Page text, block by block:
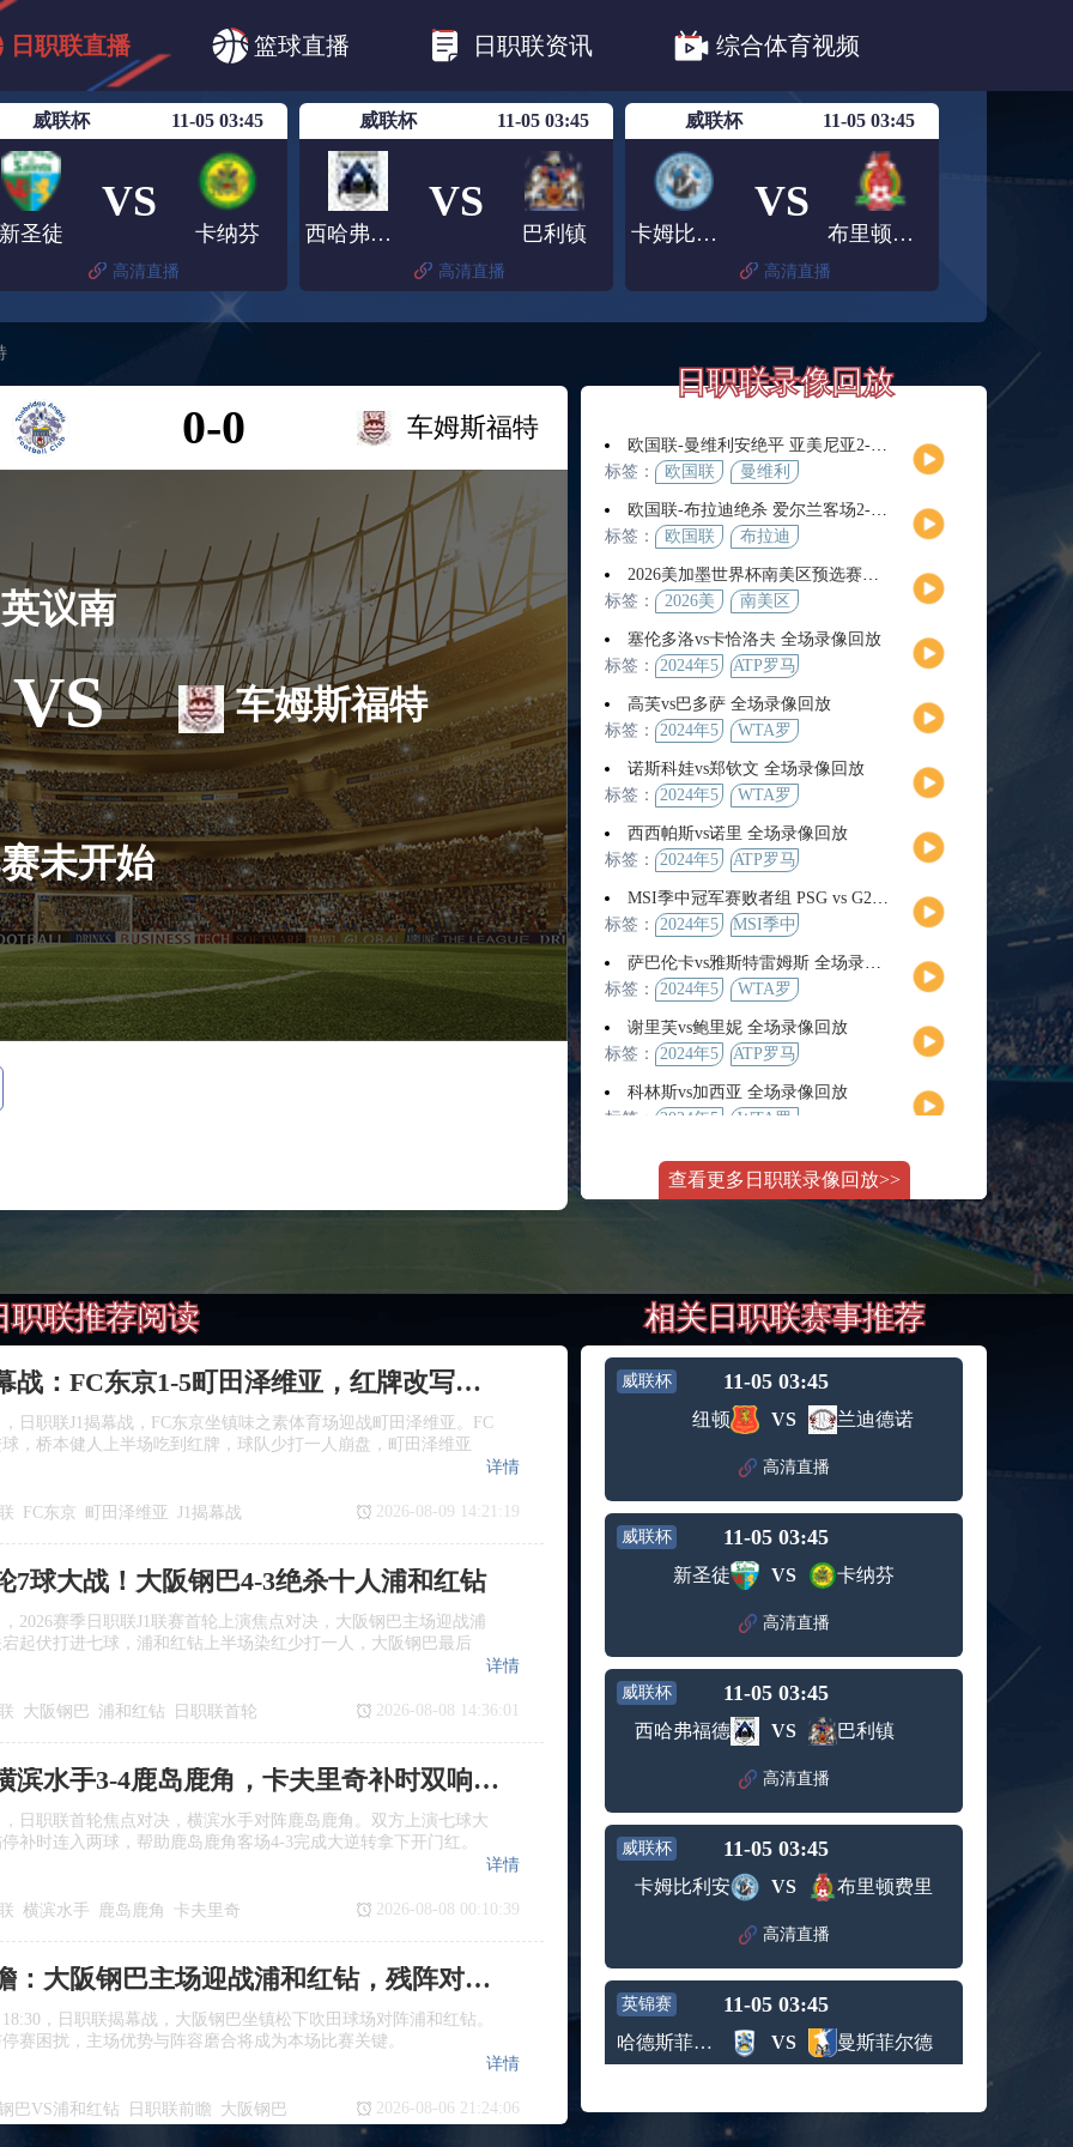
日职联直播 篮球直播 日职联资讯 综合体育视频
日职联 日职联FC东京
日职联广岛三箭
威联杯 11-05 03:45
新圣徒
VS
卡纳芬
高清直播
威联杯 11-05 03:45
西哈弗福德
VS
巴利镇
高清直播
威联杯 11-05 03:45
卡姆比利安
VS
布里顿费里
高清直播
0-0 车姆斯福特
英议南
VS
未开始
车姆斯福特
日职联录像回放
欧国联-曼维利安绝平 亚美尼亚2-2法罗群岛
标签：
欧国联
曼维利
欧国联-布拉迪绝杀 爱尔兰客场2-1逆转芬兰
标签：
欧国联 布拉迪
2026美加墨世界杯南美区预选赛第9轮全场集锦
标签：
2026美
界杯
南美区
塞伦多洛vs卡恰洛夫 全场录像回放
标签：
2024年5
ATP罗马
男单第3
轮
高芙vs巴多萨 全场录像回放
标签：
2024年5
WTA罗
赛女单
第4轮
诺斯科娃vs郑钦文 全场录像回放
标签：
2024年5
WTA罗
赛女单
第3轮
西西帕斯vs诺里 全场录像回放
标签：
2024年5
ATP罗马
男单第3
轮
MSI季中冠军赛败者组 PSG vs G2 全场录像回放
标签：
2024年5
MSI季中
败者组
萨巴伦卡vs雅斯特雷姆斯 全场录像回放
标签：
2024年5
WTA罗
赛女单
第3轮
谢里芙vs鲍里妮 全场录像回放
标签：
2024年5
ATP罗马
女单第2
轮
科林斯vs加西亚 全场录像回放
标签：
2024年5
WTA罗
赛女单
第3轮
斯维托丽娜vs萨巴伦卡 全场录像回放
2024年5
月14日
WTA罗
马公开
纳波利塔诺vs贾里 全场录像回放
男单第3
轮
标签： 2024年5
月11日
WTA1000
罗马大
师赛第3
轮
WTT沙特大满贯女单半决赛 陈梦vs早田希娜 全场录像回放
标签： 2024年5
月11日
WTT沙
贯女单
蒙泰罗vs凯茨曼诺维奇 全场录像回放
大师赛
轮
纳尔迪vs鲁内 全场录像回放
标签： 2024年5
月12日
ATP罗马
大师赛
男单第2
轮
萨卡里vs加里宁娜 全场录像回放
2024年5
WTA罗
马大师
赛女单
第3轮
吉隆vs卢布列夫 全场录像回放
月12日
ATP罗马
大师赛
轮
兹维列夫vs达德尔里 全场录像回放
标签： 2024年5
月13日
ATP罗马
大师赛
男单第3
轮
阿纳尔迪vs贾里 全场录像回放
ATP罗马
大师赛
男单第2
轮
标签： 2024年5
月12日
WTA罗
马大师
赛女单
第3轮
托尔莫vs奥斯塔彭科 全场录像回放
标签： 2024年5
WTA罗
赛女单
斯诺克元老斯诺克世锦赛半决赛 伊戈尔-费格雷多vs德拉戈 全场录像回放
标签：
月12日
元老斯
诺克世
决赛
穆纳尔vs诺里 全场录像回放
月12日
大师赛
男单第2
MSI季中冠军赛胜者组 BLG vs T1 全场录像回放
月12日
冠军赛
KPL春季赛季后赛败者组决赛 重庆狼队 vs 苏州KSG 全场录像回放
查看更多日职联录像回放>>
职联推荐阅读
日职联揭幕战：FC东京1‑5町田泽维亚，红牌改写战局
日职联J1揭幕战，FC东京坐镇味之素体育场迎战町田泽维亚。FC
，桥本健人上半场吃到红牌，球队少打一人崩盘，町田泽维亚
FC东京 町田泽维亚 J1揭幕战
详情
2026-08-09 14:21:19
7球大战！大阪钢巴4‑3绝杀十人浦和红钻
2026赛季日职联J1联赛首轮上演焦点对决，大阪钢巴主场迎战浦
起伏打进七球，浦和红钻上半场染红少打一人，大阪钢巴最后
大阪钢巴 浦和红钻 日职联首轮
详情
2026-08-08 14:36:01
日职联：横滨水手3‑4鹿岛鹿角，卡夫里奇补时双响上演逆转绝杀
日职联首轮焦点对决，横滨水手对阵鹿岛鹿角。双方上演七球大
补时连入两球，帮助鹿岛鹿角客场4‑3完成大逆转拿下开门红。
横滨水手 鹿岛鹿角 卡夫里奇
详情
2026-08-08 00:10:39
日职联前瞻：大阪钢巴主场迎战浦和红钻，残阵对决看点十足
，日职联揭幕战，大阪钢巴坐镇松下吹田球场对阵浦和红钻。
赛困扰，主场优势与阵容磨合将成为本场比赛关键。
巴VS浦和红钻 日职联前瞻 大阪钢巴
详情
2026-08-06 21:24:06
相关日职联赛事推荐
威联杯 11-05 03:45
纽顿 VS 兰迪德诺
高清直播
威联杯 11-05 03:45
新圣徒 VS 卡纳芬
高清直播
威联杯 11-05 03:45
西哈弗福德 VS 巴利镇
高清直播
威联杯 11-05 03:45
卡姆比利安 VS 布里顿费里
高清直播
英锦赛 11-05 03:45
哈德斯菲尔德 VS 曼斯菲尔德